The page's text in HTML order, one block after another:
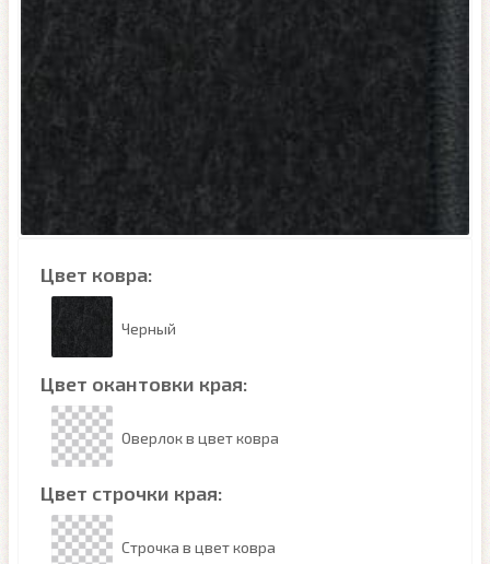
Цвет ковра:
Черный
Цвет окантовки края:
Оверлок в цвет ковра
Цвет строчки края:
Строчка в цвет ковра